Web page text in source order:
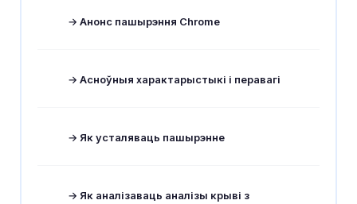
→ Анонс пашырэння Chrome
→ Асноўныя характарыстыкі і перавагі
→ Як усталяваць пашырэнне
→ Як аналізаваць аналізы крыві з